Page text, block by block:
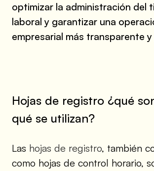
optimizar la administración del
laboral y garantizar una
empresarial más transparente
Hojas de registro ¿qué
qué se utilizan?
Las hojas de registro, también
como hojas de control horario,